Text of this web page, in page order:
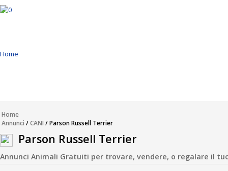
Home
Modifica
Home
Annunci /CANI / Parson Russell Terrier
Parson Russell Terrier
Annunci Animali Gratuiti per trovare, vendere, o regalare il